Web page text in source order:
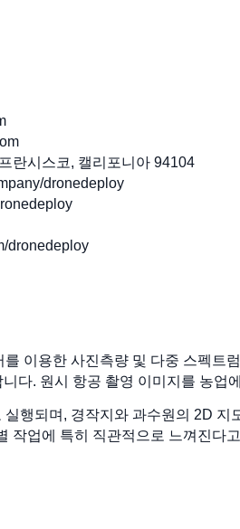
란시스코, 캘리포니아 94104
dronedeploy
dronedeploy
이용한 사진측량 및 다중 스펙트
다. 원시 항공 촬영 이미지를 농업
행되며, 경작지와 과수원의 2D
작업에 특히 직관적으로 느껴진다